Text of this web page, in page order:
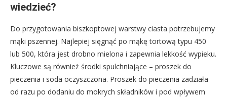
wiedzieć?
Do przygotowania biszkoptowej warstwy ciasta potrzebujemy
mąki pszennej. Najlepiej sięgnąć po mąkę tortową typu 450
lub 500, która jest drobno mielona i zapewnia lekkość wypieku.
Kluczowe są również środki spulchniające – proszek do
pieczenia i soda oczyszczona. Proszek do pieczenia zadziała
od razu po dodaniu do mokrych składników i pod wpływem